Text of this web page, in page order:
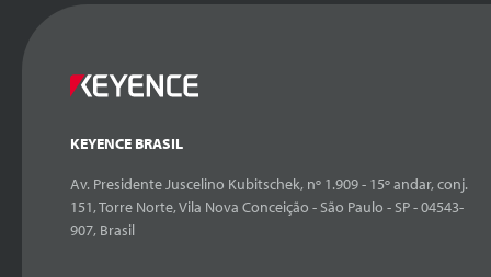
KEYENCE BRASIL
Av. Presidente Juscelino Kubitschek, nº 1.909 - 15º andar, conj.
151, Torre Norte, Vila Nova Conceição - São Paulo - SP - 04543-
907, Brasil